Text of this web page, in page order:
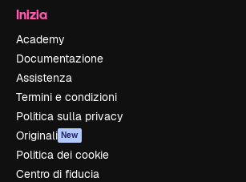
Inizia
Academy
Documentazione
Assistenza
Termini e condizioni
Politica sulla privacy
Originali New
Politica dei cookie
Centro di fiducia